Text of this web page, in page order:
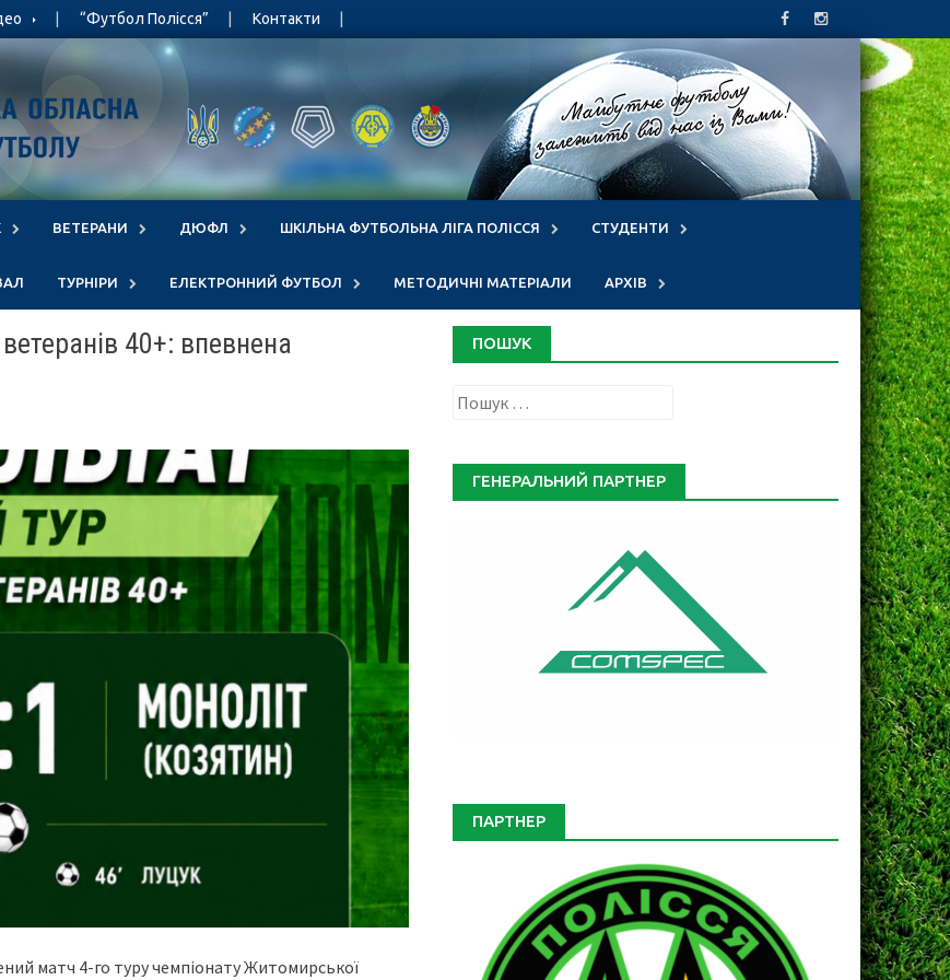
“Футбол Полісся” Контакти
ВЕТЕРАНИ ДЮФЛ ШКІЛЬНА ФУТБОЛЬНА ЛІГА ПОЛІССЯ СТУДЕНТИ
ТУРНІРИ ЕЛЕКТРОННИЙ ФУТБОЛ МЕТОДИЧНІ МАТЕРІАЛИ АРХІВ
40+: впевнена
матч 4-го туру чемпіонату Житомирської
ПОШУК
Пошук:
ГЕНЕРАЛЬНИЙ ПАРТНЕР
ПАРТНЕР